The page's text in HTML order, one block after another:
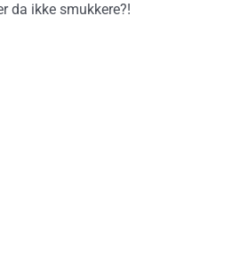
da ikke smukkere?!